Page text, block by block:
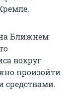
Ближнем
вокруг
произойти
средствами.